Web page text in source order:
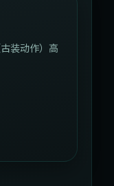
装动作）高